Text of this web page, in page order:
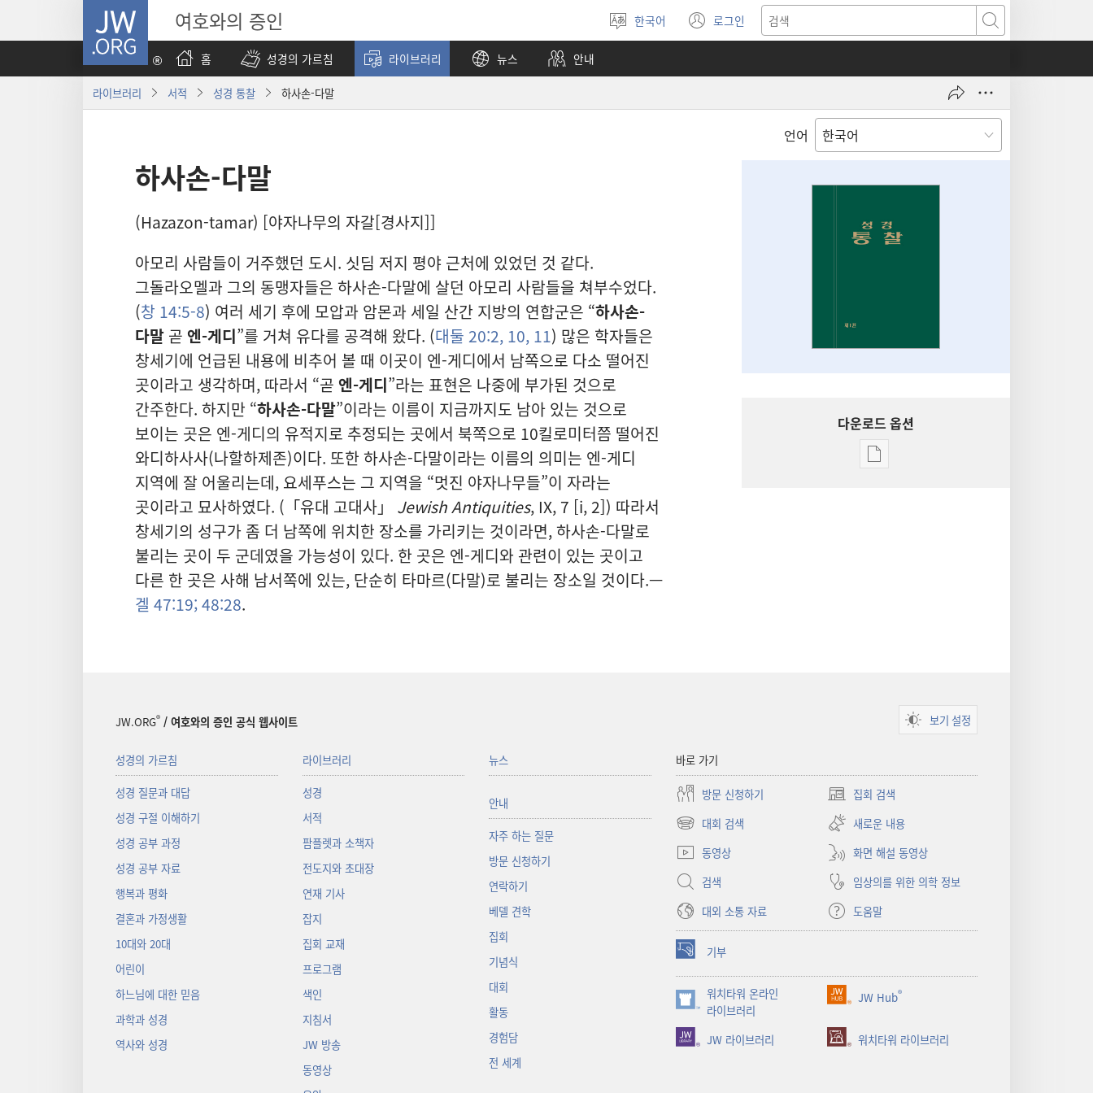
JW.ORG 여호와의 증인
언어
선택
한국어 로그인
(새로운
창
검색
홈
성경의 가르침 라이브러리 뉴스 안내
라이브러리 서적 성경 통찰 하사손-다말
언어
하사손-다말
(Hazazon-tamar) [야자나무의 자갈[경사지]]
아모리 사람들이 거주했던 도시. 싯딤 저지 평야 근처에 있었던 것 같다.
그돌라오멜과 그의 동맹자들은 하사손-다말에 살던 아모리 사람들을 쳐부수었다.
(창 14:5-8) 여러 세기 후에 모압과 암몬과 세일 산간 지방의 연합군은 “하사손-
다말 곧 엔-게디”를 거쳐 유다를 공격해 왔다. (대둘 20:2, 10, 11) 많은 학자들은
창세기에 언급된 내용에 비추어 볼 때 이곳이 엔-게디에서 남쪽으로 다소 떨어진
곳이라고 생각하며, 따라서 “곧 엔-게디”라는 표현은 나중에 부가된 것으로
간주한다. 하지만 “하사손-다말”이라는 이름이 지금까지도 남아 있는 것으로
보이는 곳은 엔-게디의 유적지로 추정되는 곳에서 북쪽으로 10킬로미터쯤 떨어진
와디하사사(나할하제존)이다. 또한 하사손-다말이라는 이름의 의미는 엔-게디
지역에 잘 어울리는데, 요세푸스는 그 지역을 “멋진 야자나무들”이 자라는
곳이라고 묘사하였다. (「유대 고대사」 Jewish Antiquities, IX, 7 [i, 2]) 따라서
창세기의 성구가 좀 더 남쪽에 위치한 장소를 가리키는 것이라면, 하사손-다말로
불리는 곳이 두 군데였을 가능성이 있다. 한 곳은 엔-게디와 관련이 있는 곳이고
다른 한 곳은 사해 남서쪽에 있는, 단순히 타마르(다말)로 불리는 장소일 것이다.—
겔 47:19;48:28.
다운로드 옵션
출판물
JW.ORG® / 여호와의 증인 공식 웹사이트 보기 설정
성경의 가르침
성경 질문과 대답
성경 구절 이해하기
성경 공부 과정
성경 공부 자료
행복과 평화
결혼과 가정생활
10대와 20대
어린이
하느님에 대한 믿음
과학과 성경
역사와 성경
라이브러리
성경
서적
팜플렛과 소책자
전도지와 초대장
연재 기사
잡지
집회 교재
프로그램
색인
지침서
JW 방송
동영상
뉴스
안내
자주 하는 질문
방문 신청하기
연락하기
베델 견학
집회
기념식
대회
활동
경험담
전 세계
바로 가기
방문 신청하기 집회 검색
(새로운
창
열기)
대회 검색
(새로운
창
새로운 내용
동영상
화면 해설 동영상
검색
임상의를 위한 의학 정보
대외 소통 자료
도움말
기부
(새로운
창
열기)
워치타워 온라인
라이브러리
(새로운
창
열기)
JW Hub®
(새로운
열기)
JW 라이브러리 워치타워 라이브러리